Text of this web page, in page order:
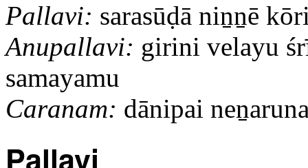
Pallavi: sarasūḍā niṉṉē
Anupallavi: girini velayu
samayamu
Caranam: dānipai
Pallavi